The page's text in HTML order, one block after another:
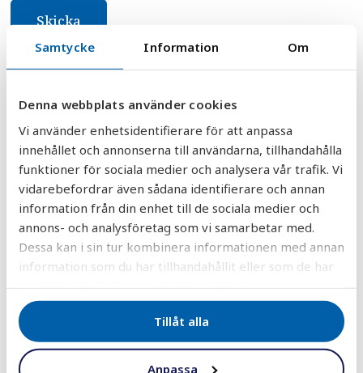
Samtycke Information Om
Denna webbplats använder cookies
Vi använder enhetsidentifierare för att anpassa
innehållet och annonserna till användarna, tillhandahålla
funktioner för sociala medier och analysera vår trafik. Vi
vidarebefordrar även sådana identifierare och annan
information från din enhet till de sociala medier och
annons- och analysföretag som vi samarbetar med.
Dessa kan i sin tur kombinera informationen med annan
information som du har tillhandahållit eller som de har
Tillåt alla
Anpassa
DELA:
DELA
FACEBOOK
DELA
TWITTER
DELA
LINKEDIN
DELA
PINTEREST
30 000+ vattenfilter sålda
till nöjda kunder i hela landet!
Vattenfilter